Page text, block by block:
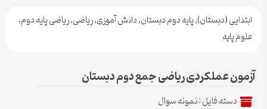
ابتدایی (دبستان),پایه دوم دبستان,دانش آموزی,ریاضی,ریاضی پایه دوم,
علوم پایه
آزمون عملکردی ریاضی جمع دوم دبستان
دسته فایل :نمونه سوال